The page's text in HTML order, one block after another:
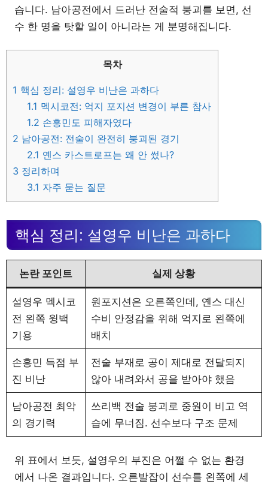
습니다. 남아공전에서 드러난 전술적 붕괴를 보면, 선
수 한 명을 탓할 일이 아니라는 게 분명해집니다.
목차
1 핵심 정리: 설영우 비난은 과하다
1.1 멕시코전: 억지 포지션 변경이 부른 참사
1.2 손흥민도 피해자였다
2 남아공전: 전술이 완전히 붕괴된 경기
2.1 옌스 카스트로프는 왜 안 썼나?
3 정리하며
3.1 자주 묻는 질문
핵심 정리: 설영우 비난은 과하다
논란 포인트 실제 상황
설영우 멕시코
전 왼쪽 윙백
기용
원포지션은 오른쪽인데, 옌스 대신
수비 안정감을 위해 억지로 왼쪽에
배치
손흥민 득점 부
진 비난
전술 부재로 공이 제대로 전달되지
않아 내려와서 공을 받아야 했음
남아공전 최악
의 경기력
쓰리백 전술 붕괴로 중원이 비고 역
습에 무너짐. 선수보다 구조 문제
위 표에서 보듯, 설영우의 부진은 어쩔 수 없는 환경
에서 나온 결과입니다. 오른발잡이 선수를 왼쪽에 세